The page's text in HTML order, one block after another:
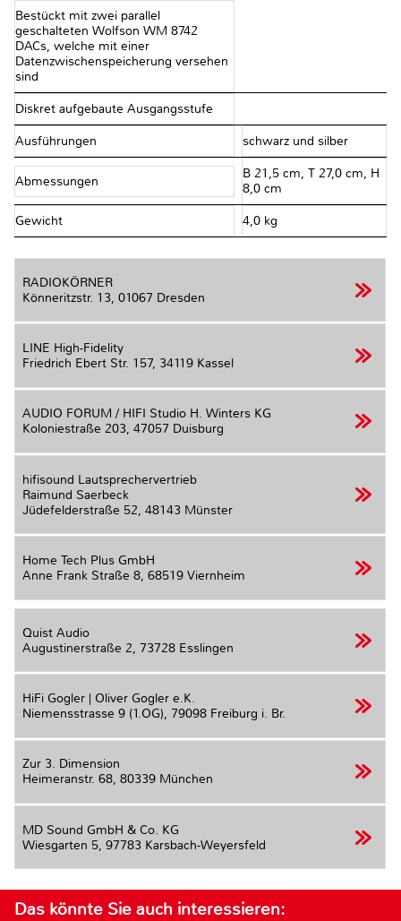
Bestückt mit zwei parallel
geschalteten Wolfson WM 8742
DACs, welche mit einer
Datenzwischenspeicherung versehen
sind
Diskret aufgebaute Ausgangsstufe
Ausführungen schwarz und silber
Abmessungen
B 21,5 cm, T 27,0 cm, H
8,0 cm
Gewicht 4,0 kg
RADIOKÖRNER
Könneritzstr. 13, 01067 Dresden
LINE High-Fidelity
Friedrich Ebert Str. 157, 34119 Kassel
AUDIO FORUM / HIFI Studio H. Winters KG
Koloniestraße 203, 47057 Duisburg
hifisound Lautsprechervertrieb
Raimund Saerbeck
Jüdefelderstraße 52, 48143 Münster
Home Tech Plus GmbH
Anne Frank Straße 8, 68519 Viernheim
Quist Audio
Augustinerstraße 2, 73728 Esslingen
HiFi Gogler | Oliver Gogler e.K.
Niemensstrasse 9 (1.OG), 79098 Freiburg i. Br.
Zur 3. Dimension
Heimeranstr. 68, 80339 München
MD Sound GmbH & Co. KG
Wiesgarten 5, 97783 Karsbach-Weyersfeld
Das könnte Sie auch interessieren: